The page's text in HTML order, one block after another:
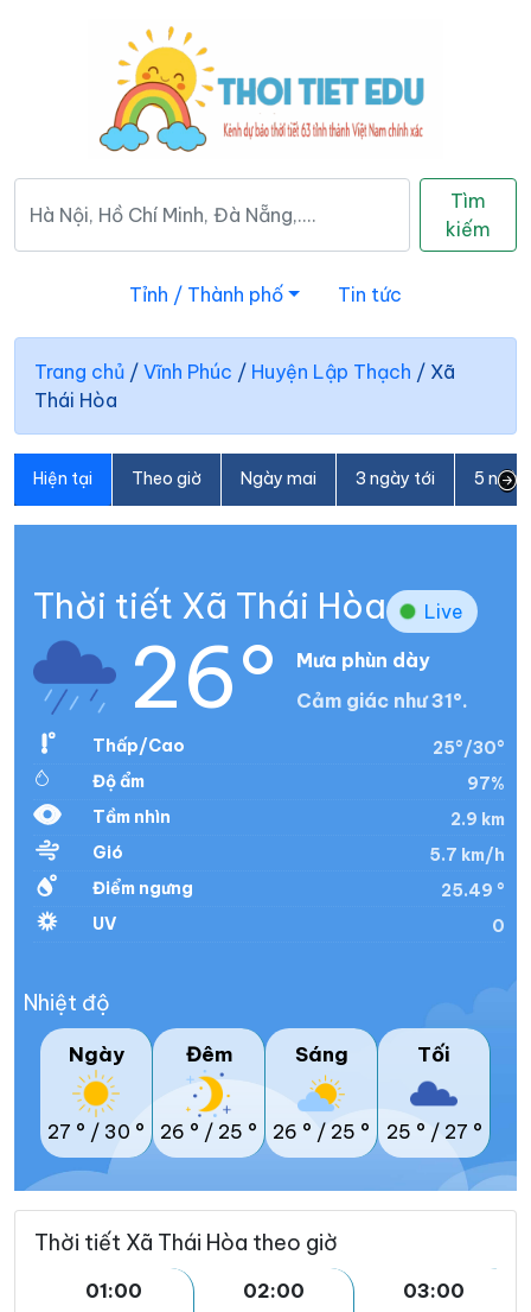
Tìm
kiếm
Tỉnh / Thành phố Tin tức
Trang chủ / Vĩnh Phúc / Huyện Lập Thạch / Xã
Thái Hòa
Hiện tại Theo giờ Ngày mai 3 ngày tới 5
Thời tiết Xã Thái Hòa Live
26°
Mưa phùn dày
Cảm giác như 31°.
Thấp/Cao
25°/30°
Độ ẩm
97%
Tầm nhìn
2.9 km
Gió
5.7 km/h
Điểm ngưng
25.49 °
UV
0
Nhiệt độ
Ngày
27 ° / 30 °
Đêm
26 ° / 25 °
Sáng
26 ° / 25 °
Tối
25 ° / 27 °
Thời tiết Xã Thái Hòa theo giờ
01:00
02:00
03:00